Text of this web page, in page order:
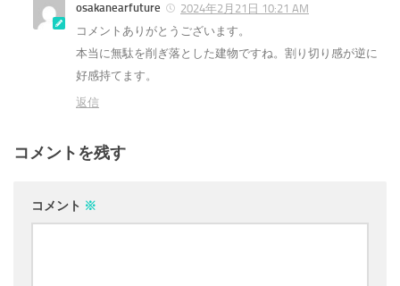
osakanearfuture
2024年2月21日 10:21 AM
コメントありがとうございます。
本当に無駄を削ぎ落とした建物ですね。割り切り感が逆に
好感持てます。
返信
コメントを残す
コメント ※